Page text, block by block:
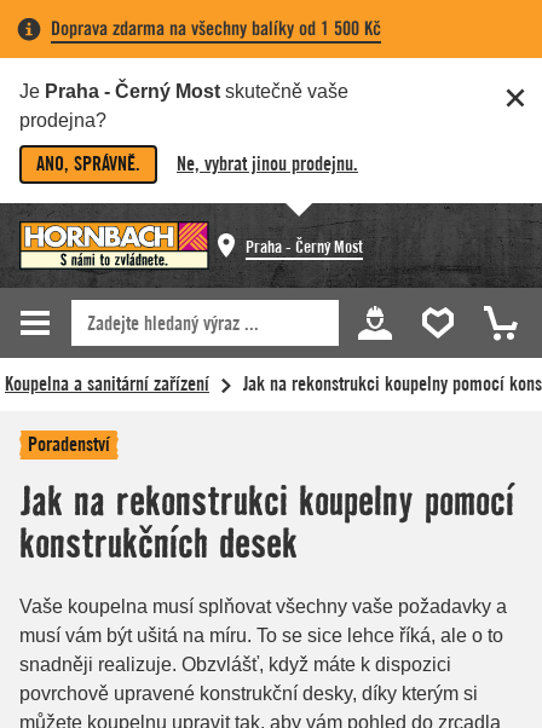
Doprava zdarma na všechny balíky od 1 500 Kč
Je Praha - Černý Most skutečně vaše
prodejna?
ANO, SPRÁVNĚ. Ne, vybrat jinou prodejnu.
Praha - Černý Most